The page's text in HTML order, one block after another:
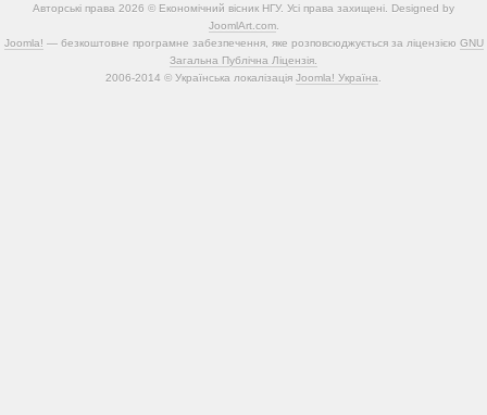
Авторські права 2026 © Економічний вісник НГУ. Усі права захищені. Designed by
JoomlArt.com.
Joomla! — безкоштовне програмне забезпечення, яке розповсюджується за ліцензією GNU
Загальна Публічна Ліцензія.
2006-2014 © Українська локалізація Joomla! Україна